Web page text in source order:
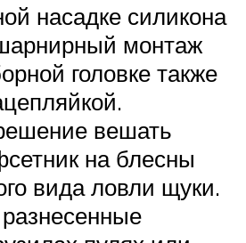
насадке силикона
монтаж
головке также
вешать
на блесны
вида ловли щуки.